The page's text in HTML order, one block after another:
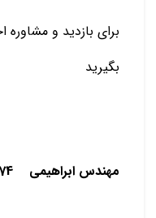
برای بازدید و
بگیرید
مهندس ابراهیمی 09114741074